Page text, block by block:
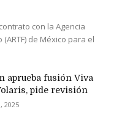
con la Agencia
de México para el
aprueba fusión Viva
pide revisión
2025